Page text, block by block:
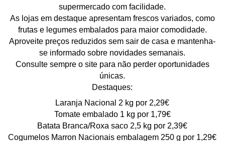
supermercado com facilidade.
As lojas em destaque apresentam frescos variados, como
frutas e legumes embalados para maior comodidade.
Aproveite preços reduzidos sem sair de casa e mantenha-
se informado sobre novidades semanais.
Consulte sempre o site para não perder oportunidades
únicas.
Destaques:
Laranja Nacional 2 kg por 2,29€
Tomate embalado 1 kg por 1,79€
Batata Branca/Roxa saco 2,5 kg por 2,39€
Cogumelos Marron Nacionais embalagem 250 g por 1,29€